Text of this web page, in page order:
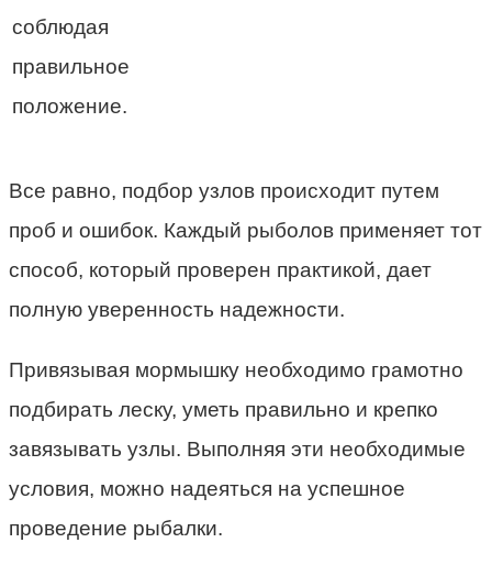
соблюдая
правильное
положение.
Все равно, подбор узлов происходит путем
проб и ошибок. Каждый рыболов применяет тот
способ, который проверен практикой, дает
полную уверенность надежности.
Привязывая мормышку необходимо грамотно
подбирать леску, уметь правильно и крепко
завязывать узлы. Выполняя эти необходимые
условия, можно надеяться на успешное
проведение рыбалки.